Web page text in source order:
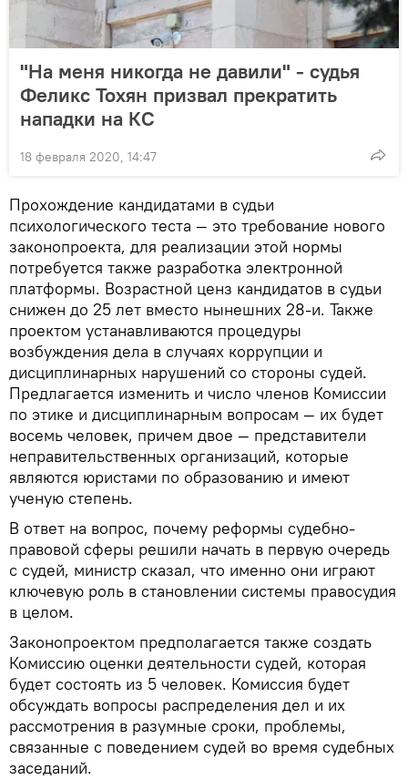
"На меня никогда не давили" - судья
Феликс Тохян призвал прекратить
нападки на КC
18 февраля 2020, 14:47
Прохождение кандидатами в судьи
психологического теста — это требование нового
законопроекта, для реализации этой нормы
потребуется также разработка электронной
платформы. Возрастной ценз кандидатов в судьи
снижен до 25 лет вместо нынешних 28-и. Также
проектом устанавливаются процедуры
возбуждения дела в случаях коррупции и
дисциплинарных нарушений со стороны судей.
Предлагается изменить и число членов Комиссии
по этике и дисциплинарным вопросам — их будет
восемь человек, причем двое — представители
неправительственных организаций, которые
являются юристами по образованию и имеют
ученую степень.
В ответ на вопрос, почему реформы судебно-
правовой сферы решили начать в первую очередь
с судей, министр сказал, что именно они играют
ключевую роль в становлении системы правосудия
в целом.
Законопроектом предполагается также создать
Комиссию оценки деятельности судей, которая
будет состоять из 5 человек. Комиссия будет
обсуждать вопросы распределения дел и их
рассмотрения в разумные сроки, проблемы,
связанные с поведением судей во время судебных
заседаний.